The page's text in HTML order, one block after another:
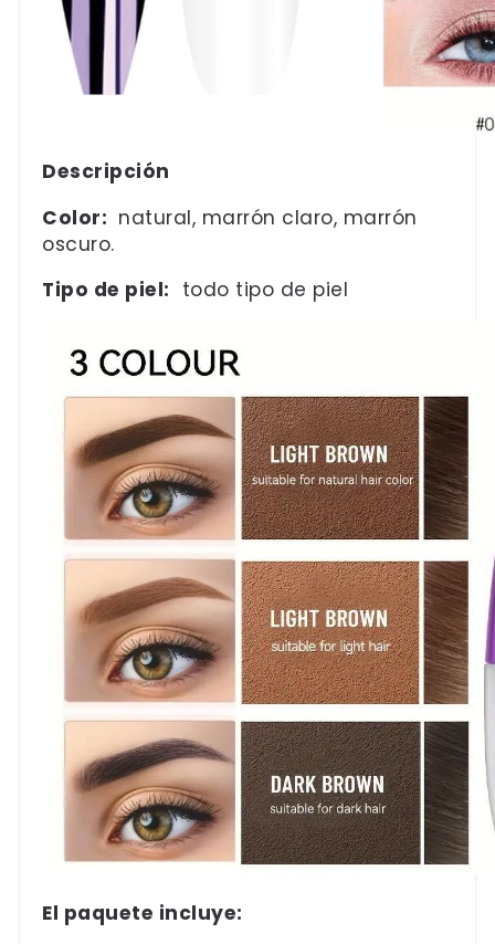
Descripción
Color: natural, marrón claro, marrón
oscuro.
Tipo de piel: todo tipo de piel
El paquete incluye: